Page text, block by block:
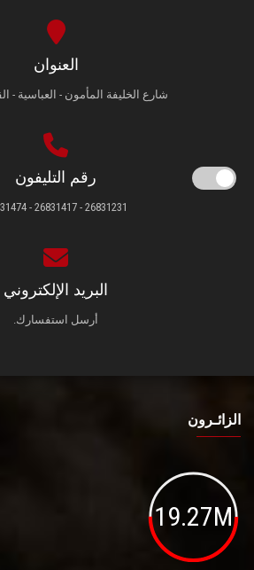
العنوان
شارع الخليفة المأمون - العباسية -
رقم التليفون
26831231 - 26831417 - 26831474
البريد الإلكتروني
أرسل استفسارك.
الزائـرون
19.27M